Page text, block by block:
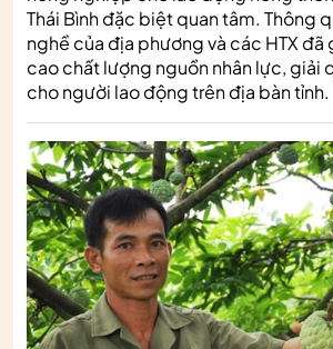
Thái Bình đặc biệt quan tâm. Thông
nghề của địa phương và các HTX đã
cao chất lượng nguồn nhân lực, giải
cho người lao động trên địa bàn tỉnh.